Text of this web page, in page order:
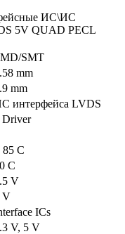
ИС\ИС
5V QUAD PECL
SMT
mm
mm
интерфейса LVDS
Driver
85 C
C
V
V
ICs
V, 5 V